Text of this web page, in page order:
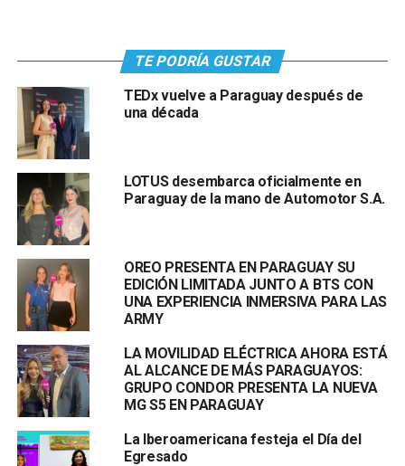
TE PODRÍA GUSTAR
TEDx vuelve a Paraguay después de
una década
LOTUS desembarca oficialmente en
Paraguay de la mano de Automotor S.A.
OREO PRESENTA EN PARAGUAY SU
EDICIÓN LIMITADA JUNTO A BTS CON
UNA EXPERIENCIA INMERSIVA PARA LAS
ARMY
LA MOVILIDAD ELÉCTRICA AHORA ESTÁ
AL ALCANCE DE MÁS PARAGUAYOS:
GRUPO CONDOR PRESENTA LA NUEVA
MG S5 EN PARAGUAY
La Iberoamericana festeja el Día del
Egresado